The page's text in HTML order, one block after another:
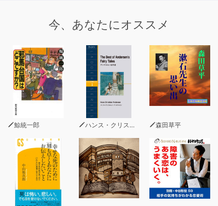
高性能AI音声による朗読です。
今、あなたにオススメ
鯨統一郎 ハンス・クリスチャン・アンデルセン 森田草平